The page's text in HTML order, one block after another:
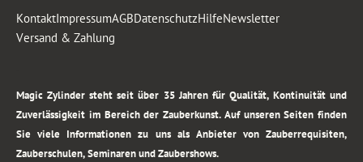
KontaktImpressumAGBDatenschutzHilfeNewsletter
Versand & Zahlung
Magic Zylinder steht seit über 35 Jahren für Qualität, Kontinuität und
Zuverlässigkeit im Bereich der Zauberkunst. Auf unseren Seiten finden
Sie viele Informationen zu uns als Anbieter von Zauberrequisiten,
Zauberschulen, Seminaren und Zaubershows.